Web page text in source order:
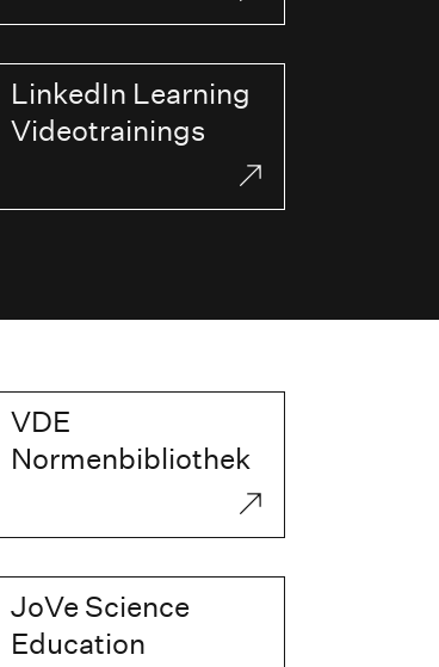
LinkedIn Learning
Videotrainings
VDE
Normenbibliothek
JoVe Science
Education